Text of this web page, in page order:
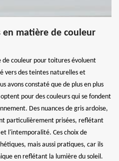
en matière de couleur
de couleur pour toitures évoluent
vers des teintes naturelles et
avons constaté que de plus en plus
pour des couleurs qui se fondent
Des nuances de gris ardoise,
particulièrement prisées, reflétant
l'intemporalité. Ces choix de
mais aussi pratiques, car ils
en reflétant la lumière du soleil.